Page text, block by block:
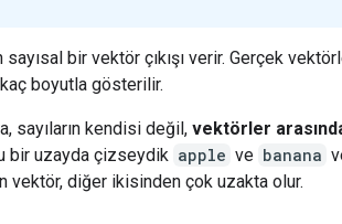
bir vektör çıkışı verir. Gerçek
boyutla gösterilir.
sayıların kendisi değil, vektörler
bir uzayda çizseydik apple ve banana
vektör, diğer ikisinden çok uzakta olur.